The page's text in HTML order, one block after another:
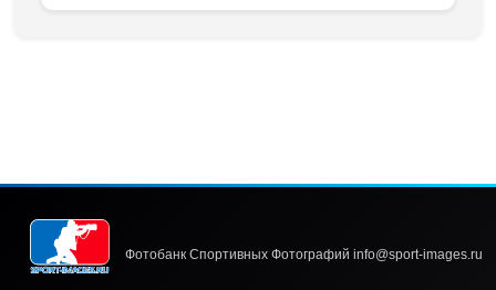
Фотобанк Спортивных Фотографий info@sport-images.ru